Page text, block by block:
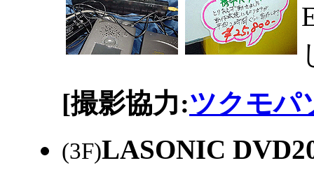
[撮影協力:ツクモパ
(3F)LASONIC